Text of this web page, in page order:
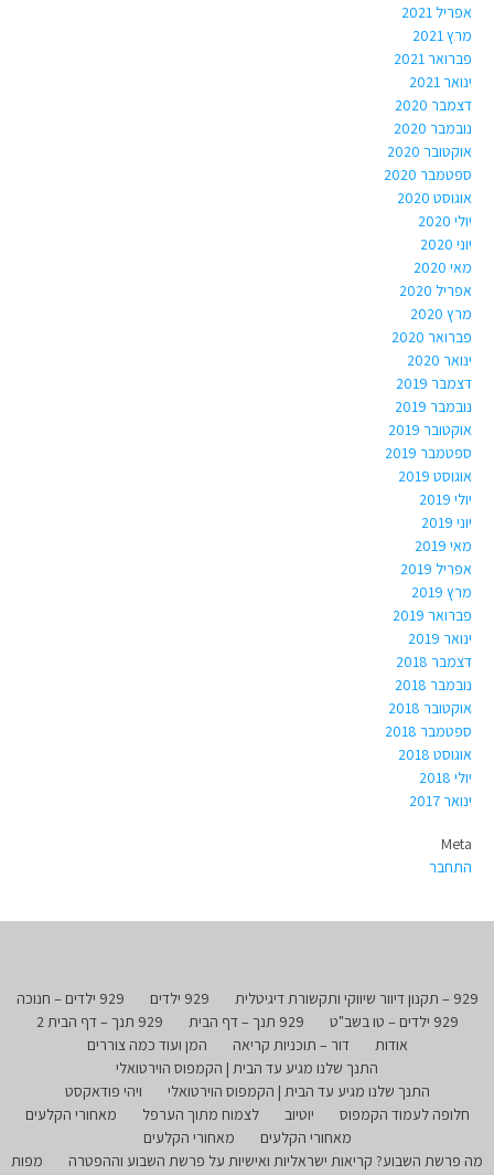
אפריל 2021
מרץ 2021
פברואר 2021
ינואר 2021
דצמבר 2020
נובמבר 2020
אוקטובר 2020
ספטמבר 2020
אוגוסט 2020
יולי 2020
יוני 2020
מאי 2020
אפריל 2020
מרץ 2020
פברואר 2020
ינואר 2020
דצמבר 2019
נובמבר 2019
אוקטובר 2019
ספטמבר 2019
אוגוסט 2019
יולי 2019
יוני 2019
מאי 2019
אפריל 2019
מרץ 2019
פברואר 2019
ינואר 2019
דצמבר 2018
נובמבר 2018
אוקטובר 2018
ספטמבר 2018
אוגוסט 2018
יולי 2018
ינואר 2017
Meta
התחבר
929 – תקנון דיוור שיווקי ותקשורת דיגיטלית 929 ילדים
929 ילדים – חנוכה
929 ילדים – טו בשב"ט
929 תנך – דף הבית
929 תנך – דף הבית 2
אודות
דור – תוכניות קריאה
המן ועוד כמה צוררים
התנך שלנו מגיע עד הבית | הקמפוס הוירטואלי
התנך שלנו מגיע עד הבית | הקמפוס הוירטואלי
ויהי פודאקסט
חלופה לעמוד הקמפוס
יוטיוב לצמוח מתוך הערפל
מאחורי הקלעים
מאחורי הקלעים
מאחורי הקלעים
מה פרשת השבוע? קריאות ישראליות ואישיות על פרשת השבוע וההפטרה
מפות